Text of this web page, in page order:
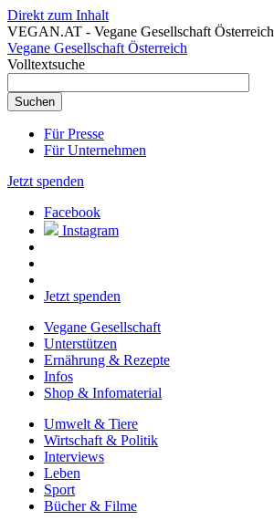
Direkt zum Inhalt
VEGAN.AT - Vegane Gesellschaft Österreich
Vegane Gesellschaft Österreich
Volltextsuche
Für Presse
Für Unternehmen
Jetzt spenden
Facebook
Instagram
Jetzt spenden
Vegane Gesellschaft
Unterstützen
Ernährung & Rezepte
Infos
Shop & Infomaterial
Umwelt & Tiere
Wirtschaft & Politik
Interviews
Leben
Sport
Bücher & Filme